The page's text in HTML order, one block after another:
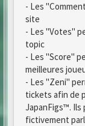
- Les
site
- Les "Votes"
topic
- Les "Score"
meilleures
- Les "Zeni"
tickets afin de
JapanFigs™.
fictivement